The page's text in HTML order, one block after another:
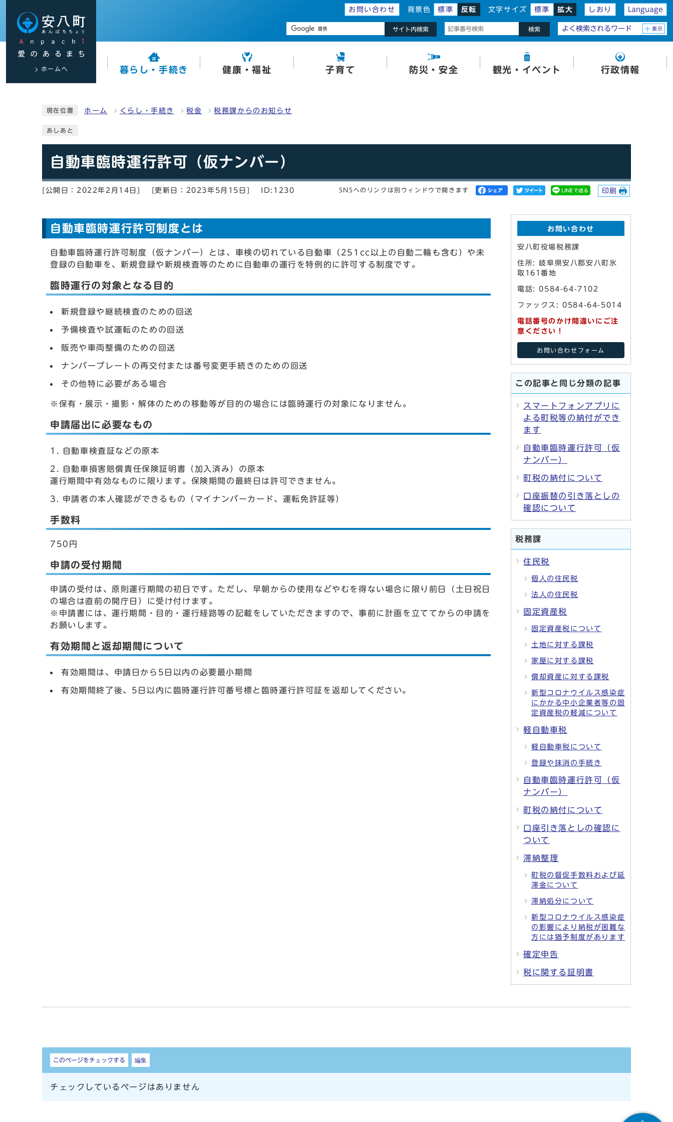
お問い合わせ 背景色 標準 反転 文字サイズ 標準 拡大 しおり Language
ホームへ
サイト内検索 検索 よく検索されるワード 表示
暮らし・手続き 健康・福祉 子育て 防災・安全 観光・イベント 行政情報
現在位置 ホーム くらし・手続き 税金 税務課からのお知らせ
あしあと
自動車臨時運行許可（仮ナンバー）
[公開日：2022年2月14日] [更新日：2023年5月15日] ID:1230 SNSへのリンクは別ウィンドウで開きます 印刷
自動車臨時運行許可制度とは
自動車臨時運行許可制度（仮ナンバー）とは、車検の切れている自動車（251cc以上の自動二輪も含む）や未
登録の自動車を、新規登録や新規検査等のために自動車の運行を特例的に許可する制度です。
臨時運行の対象となる目的
新規登録や継続検査のための回送
予備検査や試運転のための回送
販売や車両整備のための回送
ナンバープレートの再交付または番号変更手続きのための回送
その他特に必要がある場合
※保有・展示・撮影・解体のための移動等が目的の場合には臨時運行の対象になりません。
申請届出に必要なもの
自動車検査証などの原本
自動車損害賠償責任保険証明書（加入済み）の原本
運行期間中有効なものに限ります。保険期間の最終日は許可できません。
申請者の本人確認ができるもの（マイナンバーカード、運転免許証等）
手数料
750円
申請の受付期間
申請の受付は、原則運行期間の初日です。ただし、早朝からの使用などやむを得ない場合に限り前日（土日祝日
の場合は直前の開庁日）に受け付けます。
※申請書には、運行期間・目的・運行経路等の記載をしていただきますので、事前に計画を立ててからの申請を
お願いします。
有効期間と返却期間について
有効期間は、申請日から5日以内の必要最小期間
有効期間終了後、5日以内に臨時運行許可番号標と臨時運行許可証を返却してください。
お問い合わせ
安八町役場税務課
住所: 岐阜県安八郡安八町氷
取161番地
電話: 0584-64-7102
ファックス: 0584-64-5014
電話番号のかけ間違いにご注
意ください！
お問い合わせフォーム
この記事と同じ分類の記事
スマートフォンアプリに
よる町税等の納付ができ
ます
自動車臨時運行許可（仮
ナンバー）
町税の納付について
口座振替の引き落としの
確認について
税務課
住民税
個人の住民税
法人の住民税
固定資産税
固定資産税について
土地に対する課税
家屋に対する課税
償却資産に対する課税
新型コロナウイルス感染症
にかかる中小企業者等の固
定資産税の軽減について
軽自動車税
軽自動車税について
登録や抹消の手続き
自動車臨時運行許可（仮
ナンバー）
町税の納付について
口座引き落としの確認に
ついて
滞納整理
町税の督促手数料および延
滞金について
滞納処分について
新型コロナウイルス感染症
の影響により納税が困難な
方には猶予制度があります
確定申告
税に関する証明書
しおり
このページをチェックする 編集
チェックしているページはありません